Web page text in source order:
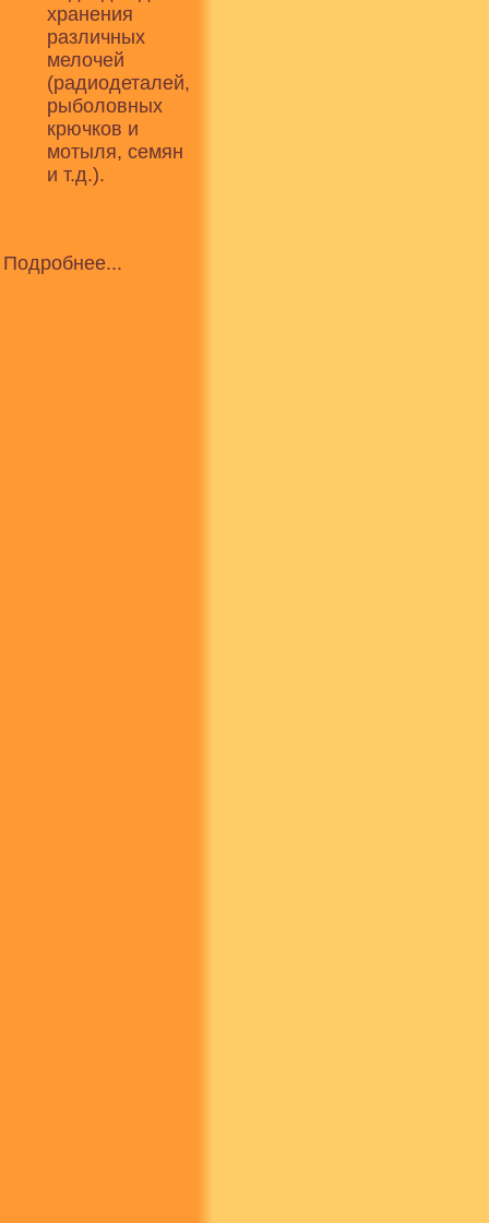
хранения
различных
мелочей
(радиодеталей,
рыболовных
крючков и
мотыля, семян
и т.д.).
Подробнее...